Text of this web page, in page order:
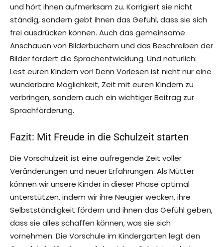
und hört ihnen aufmerksam zu. Korrigiert sie nicht
ständig, sondern gebt ihnen das Gefühl, dass sie sich
frei ausdrücken können. Auch das gemeinsame
Anschauen von Bilderbüchern und das Beschreiben der
Bilder fördert die Sprachentwicklung. Und natürlich:
Lest euren Kindern vor! Denn Vorlesen ist nicht nur eine
wunderbare Möglichkeit, Zeit mit euren Kindern zu
verbringen, sondern auch ein wichtiger Beitrag zur
Sprachförderung.
Fazit: Mit Freude in die Schulzeit starten
Die Vorschulzeit ist eine aufregende Zeit voller
Veränderungen und neuer Erfahrungen. Als Mütter
können wir unsere Kinder in dieser Phase optimal
unterstützen, indem wir ihre Neugier wecken, ihre
Selbstständigkeit fördern und ihnen das Gefühl geben,
dass sie alles schaffen können, was sie sich
vornehmen. Die Vorschule im Kindergarten legt den